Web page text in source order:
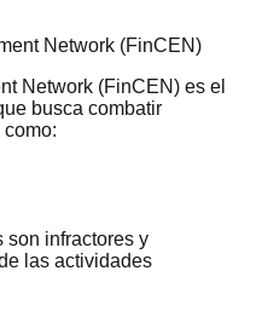
Network (FinCEN)
Network (FinCEN) es el
busca combatir
son infractores y
las actividades